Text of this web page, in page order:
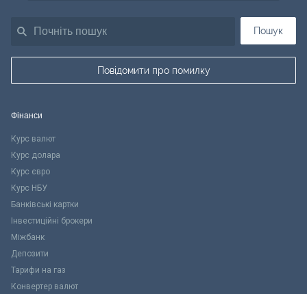
Пошук
Повідомити про помилку
Фінанси
Курс валют
Курс долара
Курс євро
Курс НБУ
Банківські картки
Інвестиційні брокери
Міжбанк
Депозити
Тарифи на газ
Конвертер валют